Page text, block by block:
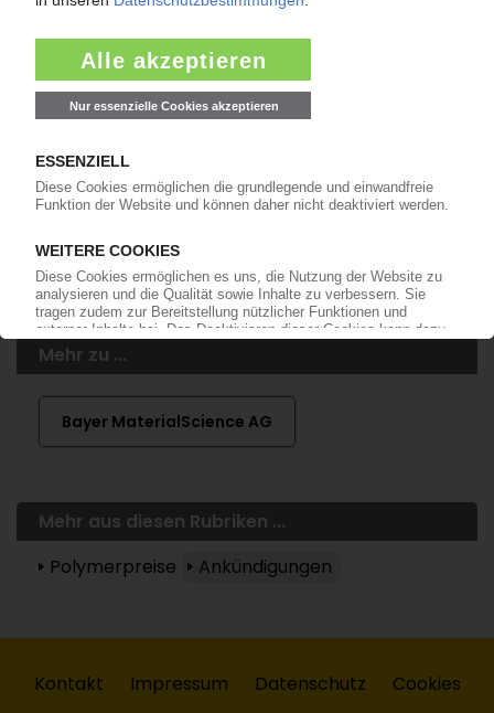
ab99€/Monat
Jetzt kostenlos testen
anmelden!
Mehr zu ...
Bayer MaterialScience AG
Mehr aus diesen Rubriken ...
Polymerpreise
Ankündigungen
Kontakt Impressum Datenschutz Cookies